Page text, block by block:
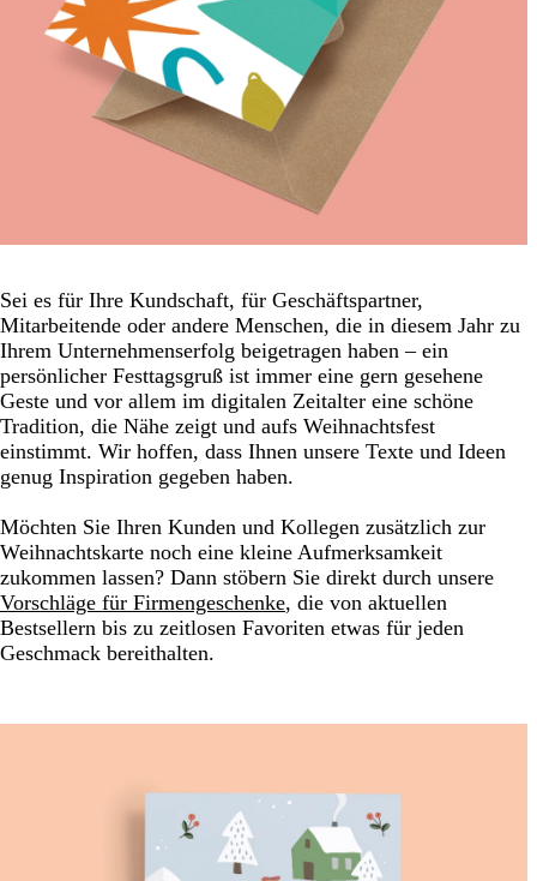
Sei es für Ihre Kundschaft, für Geschäftspartner,
Mitarbeitende oder andere Menschen, die in diesem Jahr zu
Ihrem Unternehmenserfolg beigetragen haben – ein
persönlicher Festtagsgruß ist immer eine gern gesehene
Geste und vor allem im digitalen Zeitalter eine schöne
Tradition, die Nähe zeigt und aufs Weihnachtsfest
einstimmt. Wir hoffen, dass Ihnen unsere Texte und Ideen
genug Inspiration gegeben haben.
Möchten Sie Ihren Kunden und Kollegen zusätzlich zur
Weihnachtskarte noch eine kleine Aufmerksamkeit
zukommen lassen? Dann stöbern Sie direkt durch unsere
Vorschläge für Firmengeschenke, die von aktuellen
Bestsellern bis zu zeitlosen Favoriten etwas für jeden
Geschmack bereithalten.